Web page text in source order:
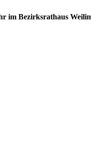
im Bezirksrathaus